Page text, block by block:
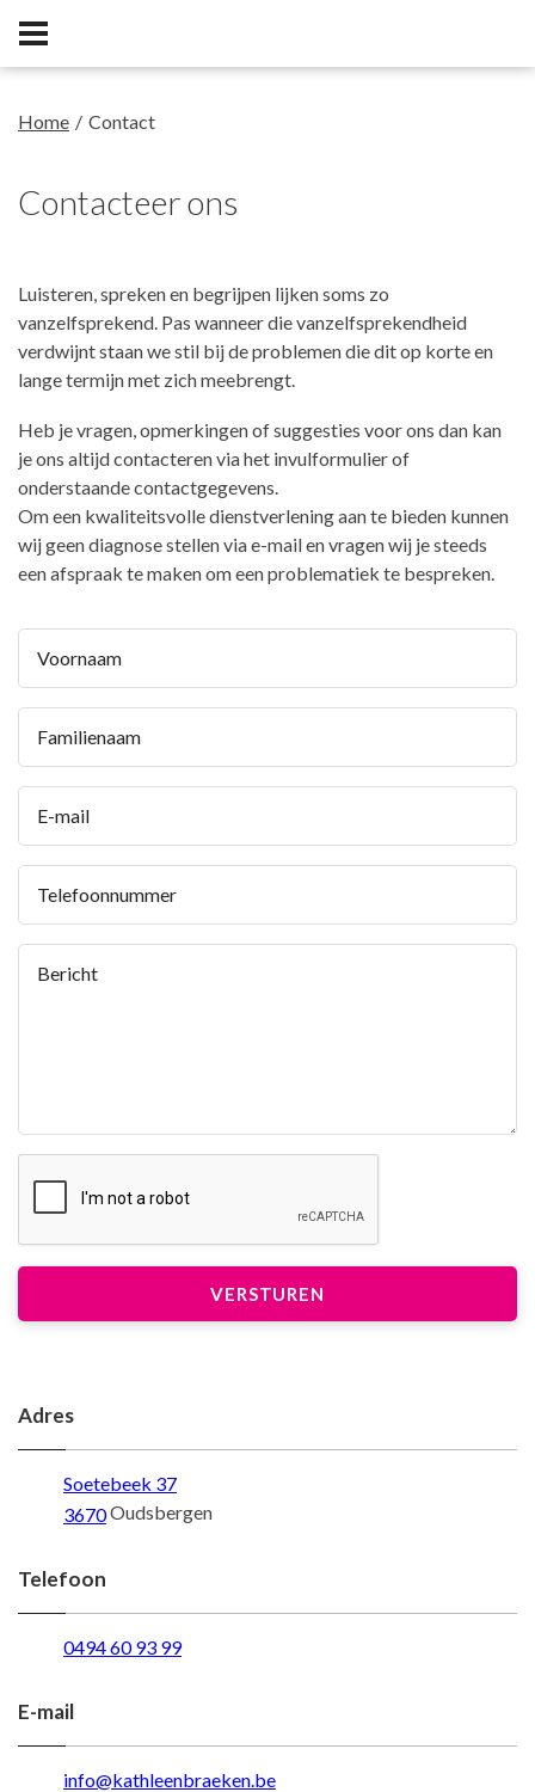
Home Contact
Contacteer ons
Luisteren, spreken en begrijpen lijken soms zo
vanzelfsprekend. Pas wanneer die vanzelfsprekendheid
verdwijnt staan we stil bij de problemen die dit op korte en
lange termijn met zich meebrengt.
Heb je vragen, opmerkingen of suggesties voor ons dan kan
je ons altijd contacteren via het invulformulier of
onderstaande contactgegevens.
Om een kwaliteitsvolle dienstverlening aan te bieden kunnen
wij geen diagnose stellen via e-mail en vragen wij je steeds
een afspraak te maken om een problematiek te bespreken.
Voornaam
Familienaam
E-mail
Telefoonnummer
Bericht
Adres
Soetebeek 37
3670Oudsbergen
Telefoon
0494 60 93 99
E-mail
info@kathleenbraeken.be